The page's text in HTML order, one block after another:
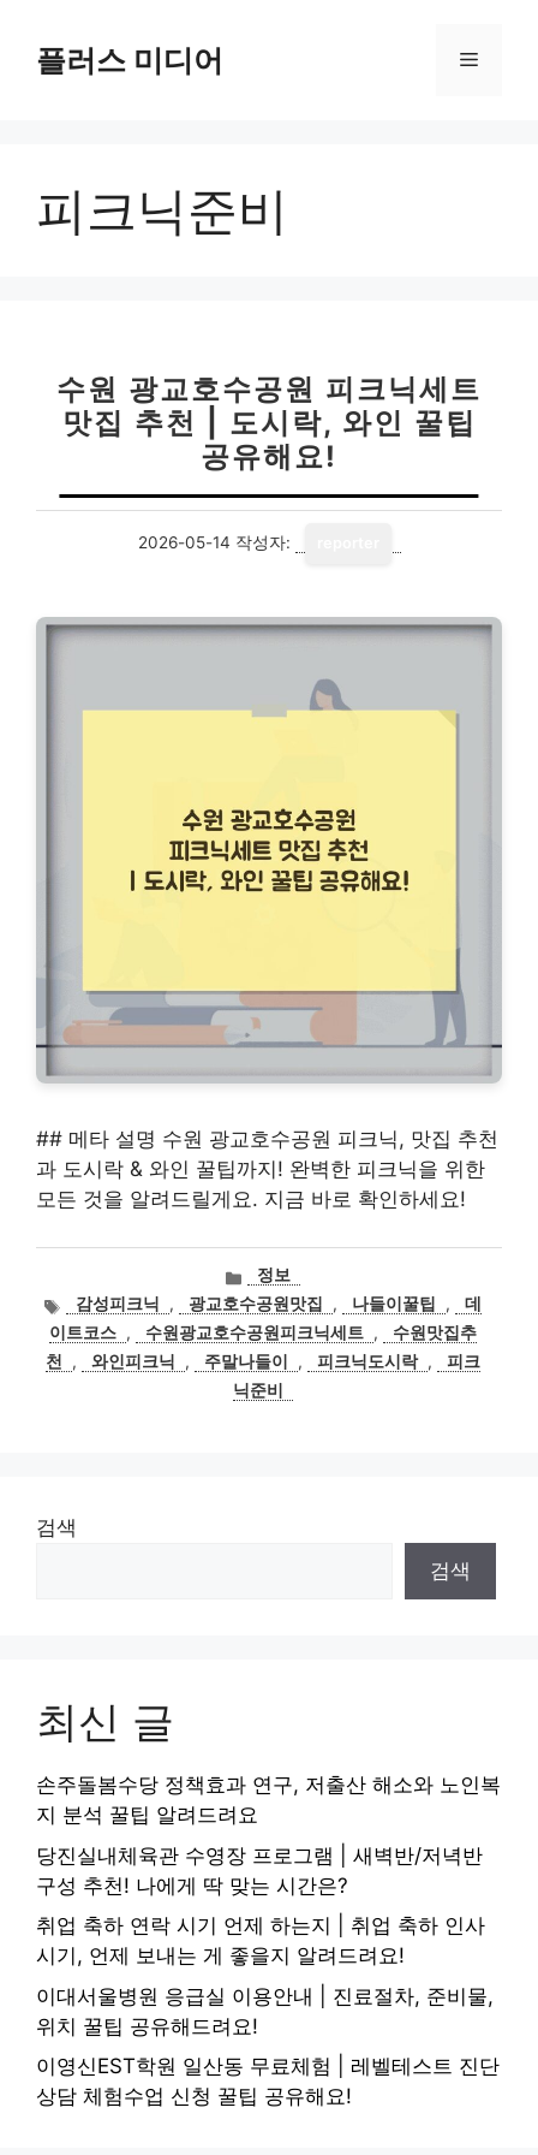
플러스 미디어 메
피크닉준비
수원 광교호수공원 피크닉세트
맛집 추천 | 도시락, 와인 꿀팁
공유해요!
2026-05-14 작성자:
## 메타 설명 수원 광교호수공원 피크닉, 맛집 추천
과 도시락 & 와인 꿀팁까지! 완벽한 피크닉을 위한
모든 것을 알려드릴게요. 지금 바로 확인하세요!
카
테
고
리
정보
태
그
감성피크닉 , 광교호수공원맛집 , 나들이꿀팁 ,
데
이트코스 , 수원광교호수공원피크닉세트 ,
수원맛집추
천
, 와인피크닉 , 주말나들이 , 피크닉도시락 ,
피크
닉준비
검색
검색
최신 글
손주돌봄수당 정책효과 연구, 저출산 해소와 노인복
지 분석 꿀팁 알려드려요
당진실내체육관 수영장 프로그램 | 새벽반/저녁반
구성 추천! 나에게 딱 맞는 시간은?
취업 축하 연락 시기 언제 하는지 | 취업 축하 인사
시기, 언제 보내는 게 좋을지 알려드려요!
이대서울병원 응급실 이용안내 | 진료절차, 준비물,
위치 꿀팁 공유해드려요!
이영신EST학원 일산동 무료체험 | 레벨테스트 진단
상담 체험수업 신청 꿀팁 공유해요!